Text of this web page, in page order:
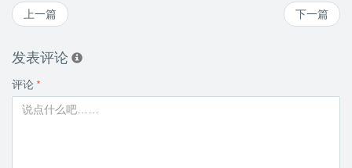
下一篇
上一篇
发表评论
评论 *